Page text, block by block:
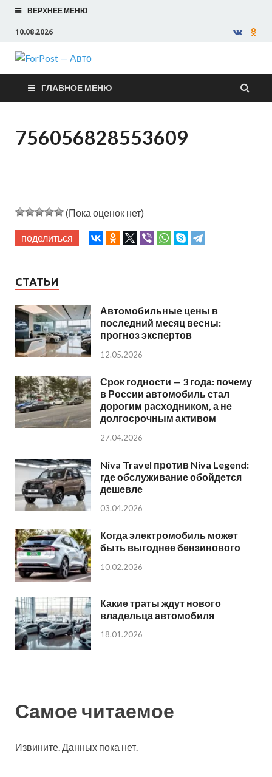
ВЕРХНЕЕ МЕНЮ
10.08.2026
ForPost —
Авто
ГЛАВНОЕ МЕНЮ
756056828553609
(Пока оценок нет)
поделиться
СТАТЬИ
Автомобильные цены в
последний месяц весны:
прогноз экспертов
12.05.2026
Срок годности — 3 года: почему
в России автомобиль стал
дорогим расходником, а не
долгосрочным активом
27.04.2026
Niva Travel против Niva Legend:
где обслуживание обойдется
дешевле
03.04.2026
Когда электромобиль может
быть выгоднее бензинового
10.02.2026
Какие траты ждут нового
владельца автомобиля
18.01.2026
Самое читаемое
Извините. Данных пока нет.